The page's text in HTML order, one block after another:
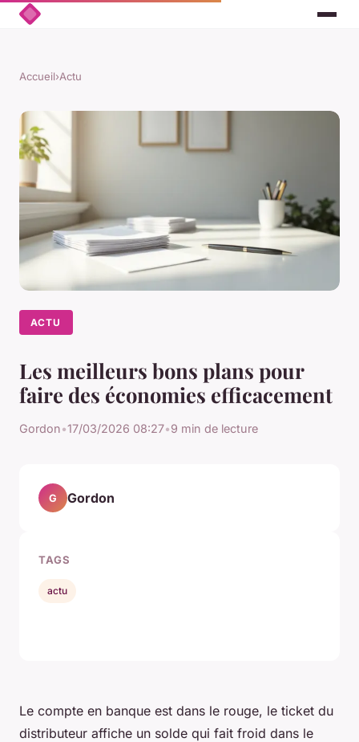
Accueil›Actu
ACTU
Les meilleurs bons plans pour
faire des économies efficacement
Gordon•17/03/2026 08:27•9 min de lecture
Le compte en banque est dans le rouge, le ticket du
distributeur affiche un solde qui fait froid dans le
G Gordon
TAGS
actu